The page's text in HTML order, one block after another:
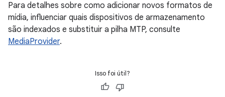
Para detalhes sobre como adicionar novos formatos de
mídia, influenciar quais dispositivos de armazenamento
são indexados e substituir a pilha MTP, consulte
MediaProvider.
Isso foi útil?